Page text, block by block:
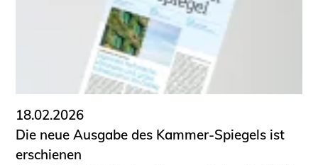
18.02.2026
Die neue Ausgabe des Kammer-Spiegels ist
erschienen